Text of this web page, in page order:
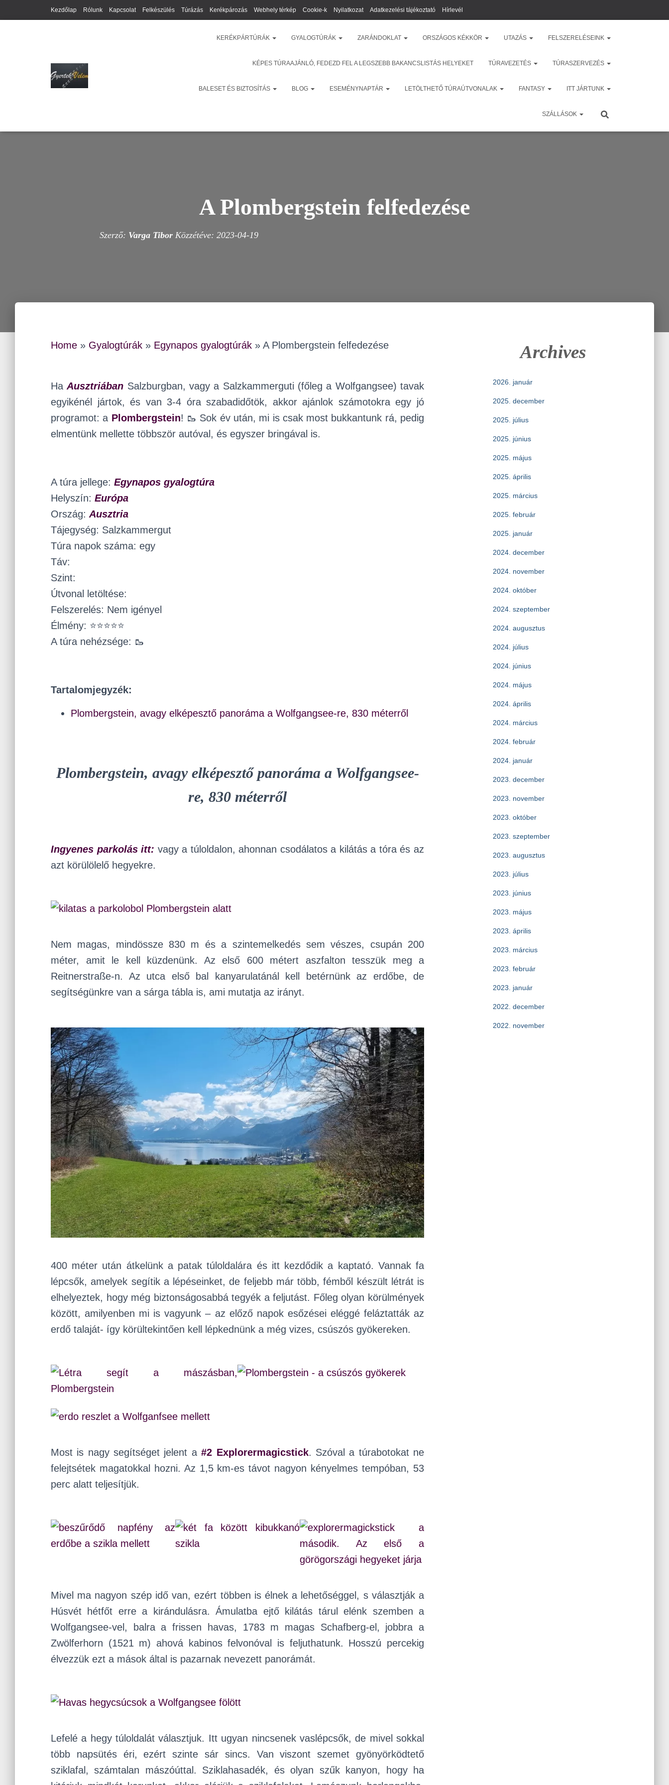
Kezdőlap Rólunk Kapcsolat Felkészülés Túrázás Kerékpározás Webhely térkép Cookie-k Nyilatkozat Adatkezelési tájékoztató Hírlevél
KERÉKPÁRTÚRÁK GYALOGTÚRÁK ZARÁNDOKLAT ORSZÁGOS KÉKKÖR UTAZÁS FELSZERELÉSEINK
KÉPES TÚRAAJÁNLÓ, FEDEZD FEL A LEGSZEBB BAKANCSLISTÁS HELYEKET TÚRAVEZETÉS TÚRASZERVEZÉS
BALESET ÉS BIZTOSÍTÁS BLOG ESEMÉNYNAPTÁR LETÖLTHETŐ TÚRAÚTVONALAK FANTASY ITT JÁRTUNK
SZÁLLÁSOK
A Plombergstein felfedezése
Szerző: Varga TiborKözzétéve: 2023-04-19
Home » Gyalogtúrák » Egynapos gyalogtúrák » A Plombergstein felfedezése
HaAusztriában Salzburgban, vagy a Salzkammerguti (főleg a Wolfgangsee) tavak
egyikénél jártok, és van 3-4 óra szabadidőtök, akkor ajánlok számotokra egy jó
programot: a Plombergstein! 🥾 Sok év után, mi is csak most bukkantunk rá, pedig
elmentünk mellette többször autóval, és egyszer bringával is.
A túra jellege: Egynapos gyalogtúra
Helyszín: Európa
Ország: Ausztria
Tájegység: Salzkammergut
Túra napok száma: egy
Táv:
Szint:
Útvonal letöltése:
Felszerelés: Nem igényel
Élmény: ⭐⭐⭐⭐⭐
A túra nehézsége: 🥾
Tartalomjegyzék:
Plombergstein, avagy elképesztő panoráma a Wolfgangsee-re, 830 méterről
Plombergstein, avagy elképesztő panoráma a Wolfgangsee-
re, 830 méterről
Ingyenes parkolás itt: vagy a túloldalon, ahonnan csodálatos a kilátás a tóra és az
azt körülölelő hegyekre.
Nem magas, mindössze 830 m és a szintemelkedés sem vészes, csupán 200
méter, amit le kell küzdenünk. Az első 600 métert aszfalton tesszük meg a
Reitnerstraße-n. Az utca első bal kanyarulatánál kell betérnünk az erdőbe, de
segítségünkre van a sárga tábla is, ami mutatja az irányt.
400 méter után átkelünk a patak túloldalára és itt kezdődik a kaptató. Vannak fa
lépcsők, amelyek segítik a lépéseinket, de feljebb már több, fémből készült létrát is
elhelyeztek, hogy még biztonságosabbá tegyék a feljutást. Főleg olyan körülmények
között, amilyenben mi is vagyunk – az előző napok esőzései eléggé feláztatták az
erdő talaját- így körültekintően kell lépkednünk a még vizes, csúszós gyökereken.
Most is nagy segítséget jelent a#2 Explorermagicstick. Szóval a túrabotokat ne
felejtsétek magatokkal hozni. Az 1,5 km-es távot nagyon kényelmes tempóban, 53
perc alatt teljesítjük.
Mivel ma nagyon szép idő van, ezért többen is élnek a lehetőséggel, s választják a
Húsvét hétfőt erre a kirándulásra. Ámulatba ejtő kilátás tárul elénk szemben a
Wolfgangsee-vel, balra a frissen havas, 1783 m magas Schafberg-el, jobbra a
Zwölferhorn (1521 m) ahová kabinos felvonóval is feljuthatunk. Hosszú percekig
élvezzük ezt a mások által is pazarnak nevezett panorámát.
Lefelé a hegy túloldalát választjuk. Itt ugyan nincsenek vaslépcsők, de mivel sokkal
több napsütés éri, ezért szinte sár sincs. Van viszont szemet gyönyörködtető
sziklafal, számtalan mászóúttal. Sziklahasadék, és olyan szűk kanyon, hogy ha
Archives
2026. január
2025. december
2025. július
2025. június
2025. május
2025. április
2025. március
2025. február
2025. január
2024. december
2024. november
2024. október
2024. szeptember
2024. augusztus
2024. július
2024. június
2024. május
2024. április
2024. március
2024. február
2024. január
2023. december
2023. november
2023. október
2023. szeptember
2023. augusztus
2023. július
2023. június
2023. május
2023. április
2023. március
2023. február
2023. január
2022. december
2022. november